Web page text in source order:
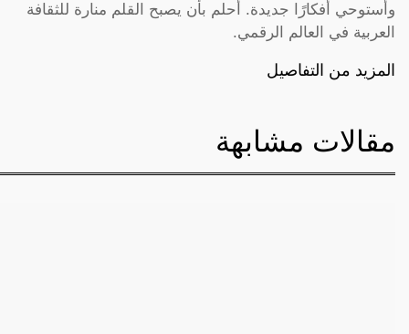
وأستوحي أفكارًا جديدة. أحلم بأن يصبح القلم منارة للثقافة
العربية في العالم الرقمي.
المزيد من التفاصيل
مقالات مشابهة